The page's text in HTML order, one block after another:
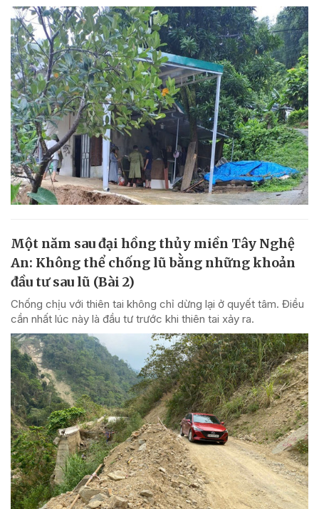
Một năm sau đại hồng thủy miền Tây Nghệ
An: Không thể chống lũ bằng những khoản
đầu tư sau lũ (Bài 2)
Chống chịu với thiên tai không chỉ dừng lại ở quyết tâm. Điều
cần nhất lúc này là đầu tư trước khi thiên tai xảy ra.